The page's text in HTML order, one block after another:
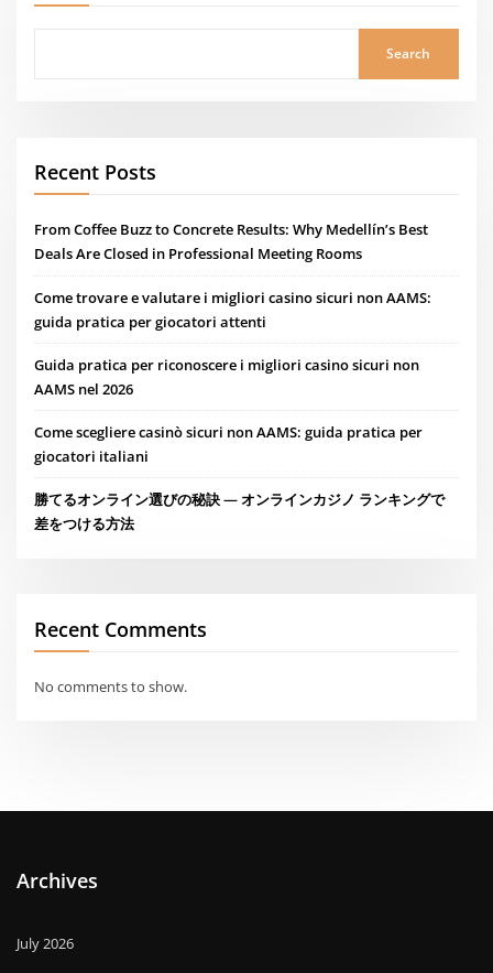
Search
Recent Posts
From Coffee Buzz to Concrete Results: Why Medellín’s Best
Deals Are Closed in Professional Meeting Rooms
Come trovare e valutare i migliori casino sicuri non AAMS:
guida pratica per giocatori attenti
Guida pratica per riconoscere i migliori casino sicuri non
AAMS nel 2026
Come scegliere casinò sicuri non AAMS: guida pratica per
giocatori italiani
勝てるオンライン選びの秘訣 — オンラインカジノ ランキングで
差をつける方法
Recent Comments
No comments to show.
Archives
July 2026